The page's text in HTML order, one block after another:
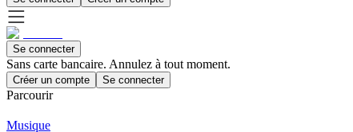
Se connecter
Sans carte bancaire. Annulez à tout moment.
Créer un compte Se connecter
Parcourir
Musique